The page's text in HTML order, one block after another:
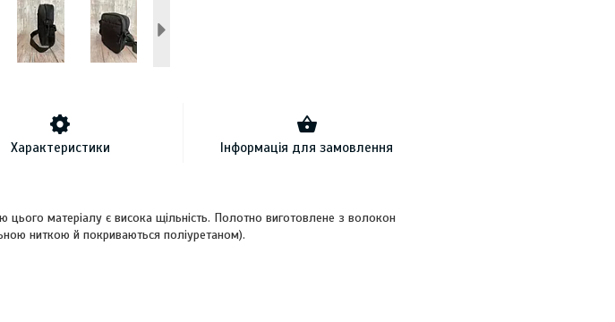
Характеристики Інформація для замовлення
цього матеріалу є висока щільність. Полотно виготовлене з волокон
ниткою й покриваються поліуретаном).